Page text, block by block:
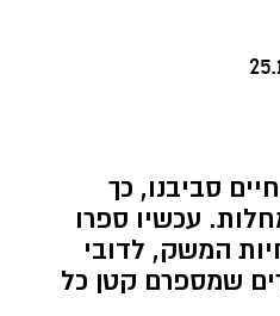
סביבנו, כך
עכשיו ספרו
המשק, לדובי
שמספרם קטן כל